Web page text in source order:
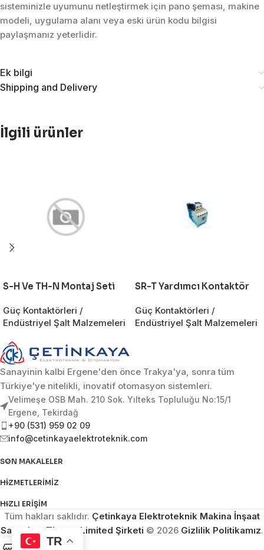
sisteminizle uyumunu netleştirmek için pano şeması, makine
modeli, uygulama alanı veya eski ürün kodu bilgisi
paylaşmanız yeterlidir.
Ek bilgi
Shipping and Delivery
İlgili ürünler
S-H Ve TH-N Montaj Seti
Güç Kontaktörleri /
Endüstriyel Şalt Malzemeleri
SR-T Yardımcı Kontaktör
Güç Kontaktörleri /
Endüstriyel Şalt Malzemeleri
Sanayinin kalbi Ergene'den önce Trakya'ya, sonra tüm
Türkiye'ye nitelikli, inovatif otomasyon sistemleri.
Velimeşe OSB Mah. 210 Sok. Yılteks Topluluğu No:15/1
Ergene, Tekirdağ
+90 (531) 959 02 09
info@cetinkayaelektroteknik.com
SON MAKALELER
HIZMETLERIMIZ
HIZLI ERIŞIM
Tüm hakları saklıdır. Çetinkaya Elektroteknik Makina İnşaat
Sanayi ve Ticaret Limited Şirketi © 2026 Gizlilik Politikamız.
TR